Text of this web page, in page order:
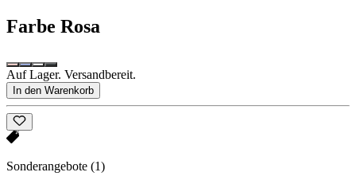
Farbe Rosa
Auf Lager. Versandbereit.
In den Warenkorb
Sonderangebote (1)